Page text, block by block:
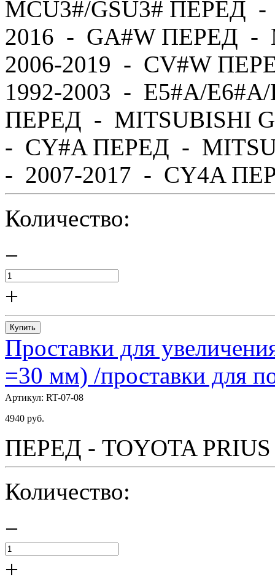
MCU3#/GSU3# ПЕРЕД
2016 - GA#W ПЕРЕД -
2006-2019 - CV#W
1992-2003 - E5#A/
ПЕРЕД - MITSUBISHI
- CY#A ПЕРЕД -
- 2007-2017 - CY4A
Количество:
−
+
Купить
Проставки для
=30 мм) /проставки для
Артикул: RT-07-08
4940 руб.
ПЕРЕД - TOYOTA PRIUS
Количество:
−
+